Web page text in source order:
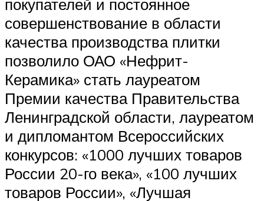
покупателей и постоянное
совершенствование в области
качества производства плитки
позволило ОАО «Нефрит-
Керамика» стать лауреатом
Премии качества Правительства
Ленинградской области, лауреатом
и дипломантом Всероссийских
конкурсов: «1000 лучших товаров
России 20-го века», «100 лучших
товаров России», «Лучшая